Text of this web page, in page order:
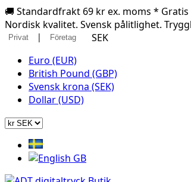
🚚 Standardfrakt 69 kr ex. moms *
Nordisk kvalitet. Svensk pålitlighet.
Privat | Företag
SEK
Euro (EUR)
British Pound (GBP)
Svensk krona (SEK)
Dollar (USD)